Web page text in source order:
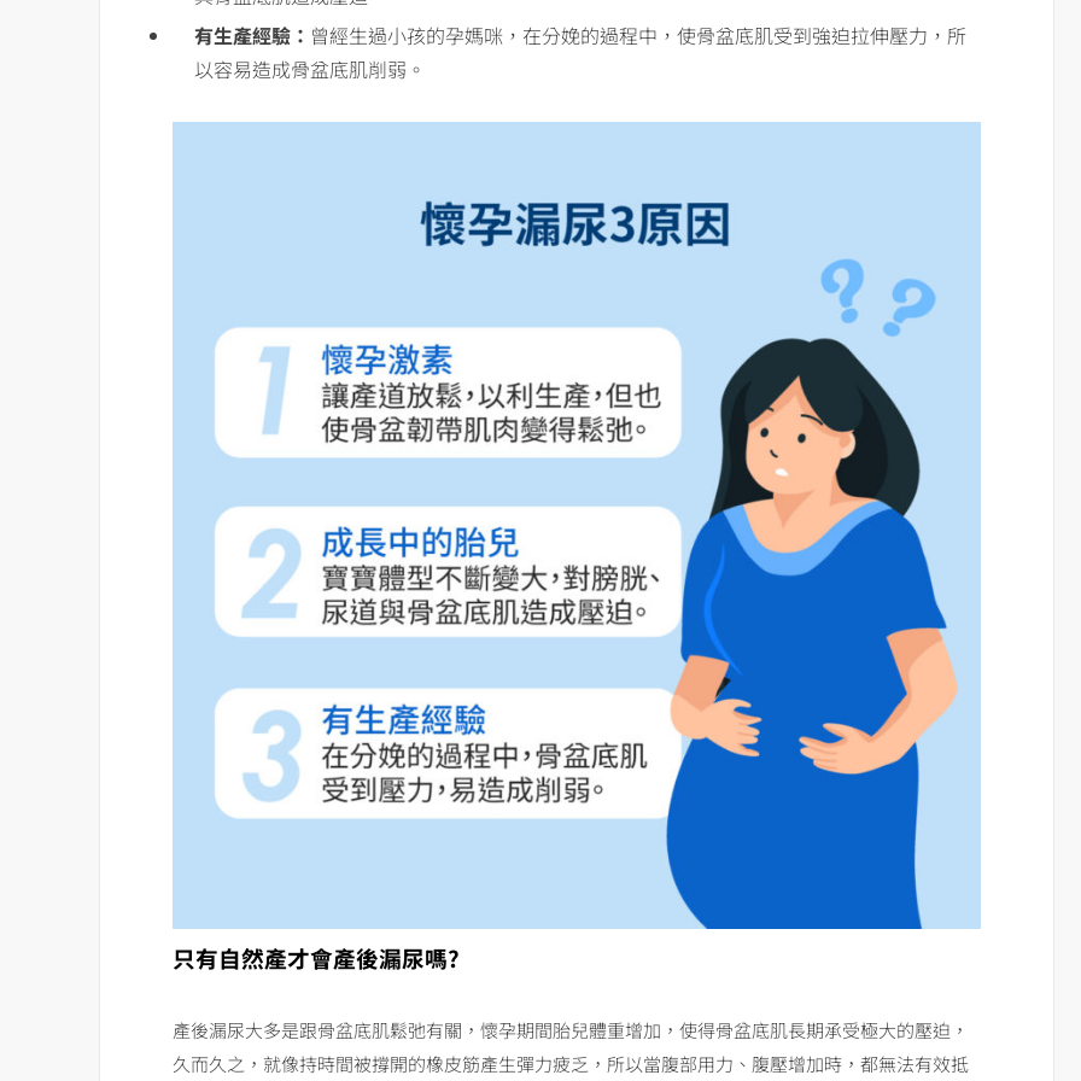
有生產經驗： 曾經生過小孩的孕媽咪，在分娩的過程中，使骨盆底肌受到強迫拉伸壓力，所
以容易造成骨盆底肌削弱。
只有自然產才會產後漏尿嗎?
產後漏尿大多是跟骨盆底肌鬆弛有關，懷孕期間胎兒體重增加，使得骨盆底肌長期承受極大的壓迫，
久而久之，就像持時間被撐開的橡皮筋產生彈力疲乏，所以當腹部用力、腹壓增加時，都無法有效抵